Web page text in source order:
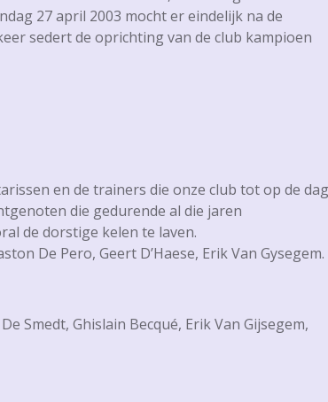
27 april 2003 mocht er eindelijk na de
sedert de oprichting van de club kampioen
en de trainers die onze club tot op de
die gedurende al die jaren
de dorstige kelen te laven.
De Pero, Geert D’Haese, Erik Van Gysegem.
Smedt, Ghislain Becqué, Erik Van Gijsegem,